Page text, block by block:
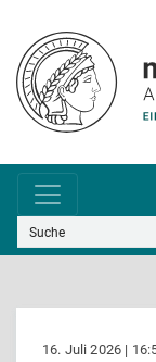
16. Juli 2026 |